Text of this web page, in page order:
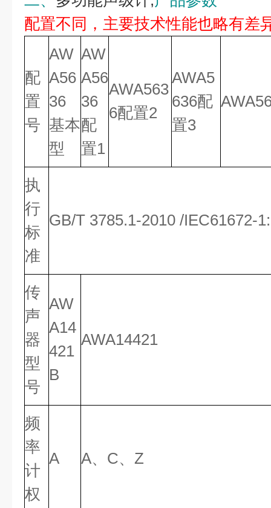
配置不同，主要技术性能也略有差
配
置
号
AW
A56
36
基本
型
AW
A56
36
配
置1
AWA563
6配置2
AWA5
636配
置3
执
行
标
准
GB/T 3785.1-2010 /IEC61672-
传
声
器
型
号
AW
A14
421
B
AWA14421
频
率
计
权
A A、C、Z